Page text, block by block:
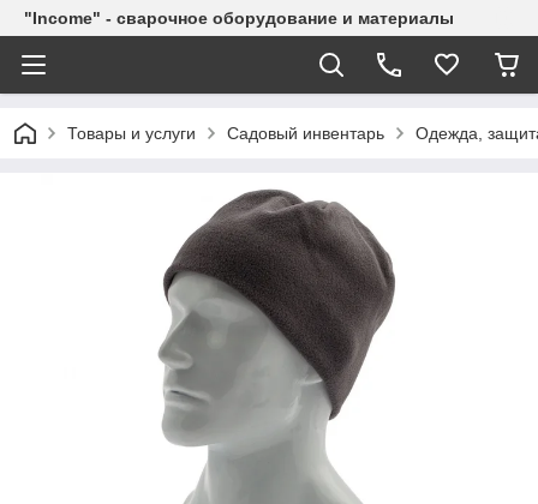
"Income" - сварочное оборудование и материалы
Товары и услуги Садовый инвентарь Одежда,